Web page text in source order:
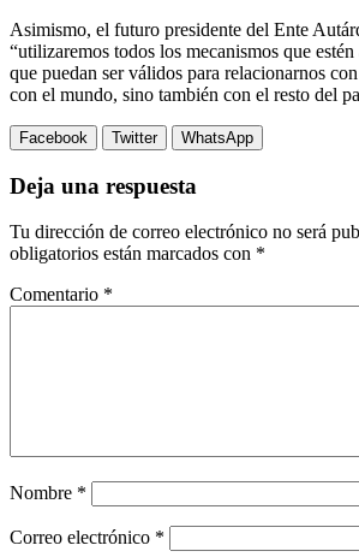
Asimismo, el futuro presidente del Ente
“utilizaremos todos los mecanismos que
que puedan ser válidos para relacionarnos
con el mundo, sino también con el resto del
Facebook Twitter WhatsApp
Deja una respuesta
Tu dirección de correo electrónico no será
obligatorios están marcados con *
Comentario *
Nombre *
Correo electrónico *